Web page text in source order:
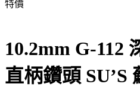
特價
10.2mm G-112
直柄鑽頭 SU’S